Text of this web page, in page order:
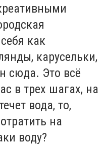
как
карусельки,
сюда. Это всё
в трех шагах, на
вода, то,
на
воду?